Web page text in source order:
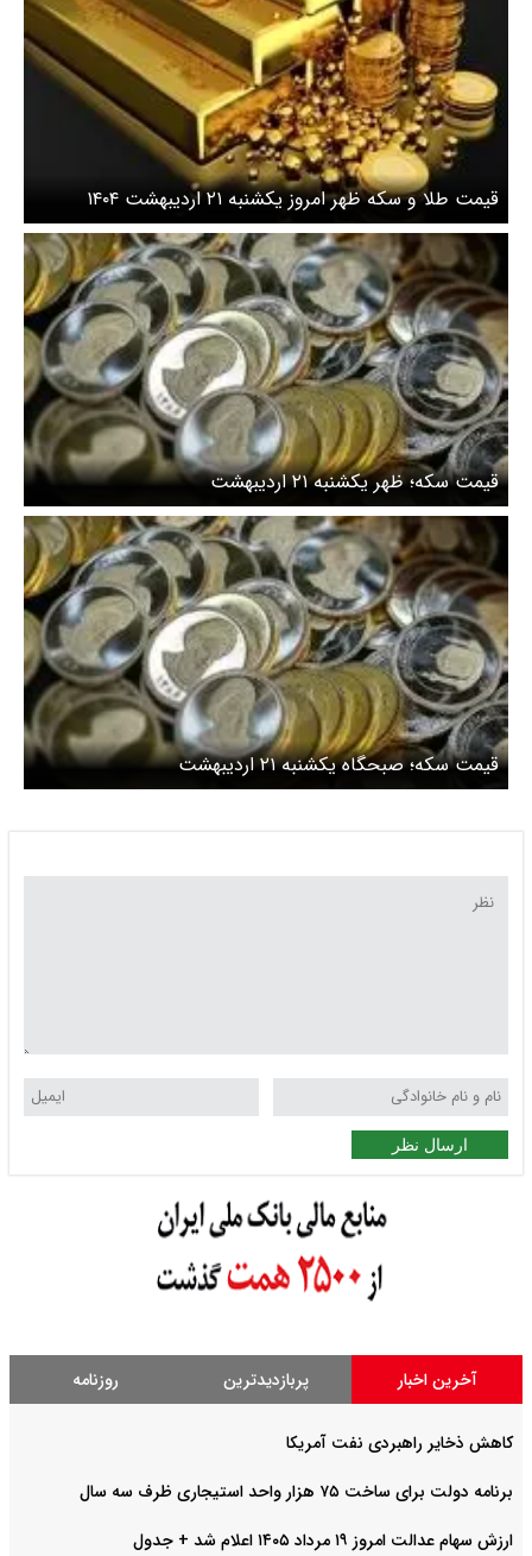
قیمت طلا و سکه ظهر امروز یکشنبه ۲۱ اردیبهشت ۱۴۰۴
قیمت سکه؛ ظهر یکشنبه ۲۱ اردیبهشت
قیمت سکه؛ صبحگاه یکشنبه ۲۱ اردیبهشت
ارسال نظر
آخرین اخبار پربازدیدترین روزنامه
کاهش ذخایر راهبردی نفت آمریکا
برنامه دولت برای ساخت ۷۵ هزار واحد استیجاری ظرف سه سال
ارزش سهام عدالت امروز ۱۹ مرداد ۱۴۰۵ اعلام شد + جدول